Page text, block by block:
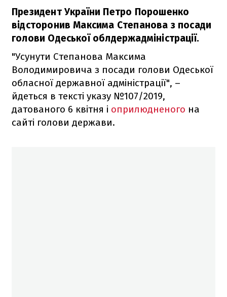
Президент України Петро Порошенко
відсторонив Максима Степанова з посади
голови Одеської облдержадміністрації.
"Усунути Степанова Максима
Володимировича з посади голови Одеської
обласної державної адміністрації", –
йдеться в тексті указу №107/2019,
датованого 6 квітня і оприлюдненого на
сайті голови держави.